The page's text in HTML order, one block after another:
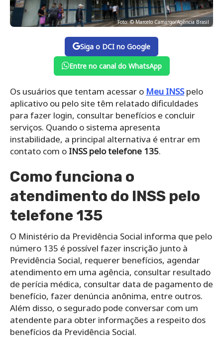
Foto: © Marcelo Camargo/Agência Brasil
Siga o DCI no Google
Entre no canal do WhatsApp
Os usuários que tentam acessar o Meu INSSpelo
aplicativo ou pelo site têm relatado dificuldades
para fazer login, consultar benefícios e concluir
serviços. Quando o sistema apresenta
instabilidade, a principal alternativa é entrar em
contato com o INSS pelo telefone 135.
Como funciona o
atendimento do INSS pelo
telefone 135
O Ministério da Previdência Social informa que pelo
número 135 é possível fazer inscrição junto à
Previdência Social, requerer benefícios, agendar
atendimento em uma agência, consultar resultado
de perícia médica, consultar data de pagamento de
benefício, fazer denúncia anônima, entre outros.
Além disso, o segurado pode conversar com um
atendente para obter informações a respeito dos
benefícios da Previdência Social.